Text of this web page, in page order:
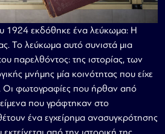
1924 εκδόθηκε ένα λεύκωμα: Η
Το λεύκωμα αυτό συνιστά μια
παρελθόντος: της ιστορίας, των
μνήμης μία κοινότητας που είχε
Οι φωτογραφίες που ήρθαν από
που γράφτηκαν στο
ένα εγχείρημα ανασυγκρότησης